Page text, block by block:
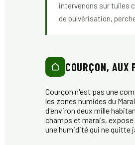
intervenons sur tuiles
de pulvérisation,
COURÇON,
Courçon n'est pas une
les zones humides du
d'environ deux mille
champs et marais,
une humidité qui ne quitte